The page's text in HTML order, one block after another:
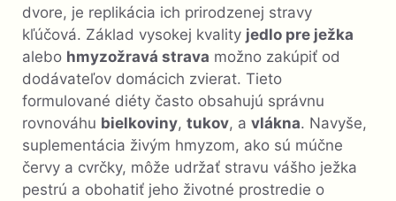
dvore, je replikácia ich prirodzenej stravy
kľúčová. Základ vysokej kvality jedlo pre ježka
alebo hmyzožravá strava možno zakúpiť od
dodávateľov domácich zvierat. Tieto
formulované diéty často obsahujú správnu
rovnováhu bielkoviny, tukov, a vlákna. Navyše,
suplementácia živým hmyzom, ako sú múčne
červy a cvrčky, môže udržať stravu vášho ježka
pestrú a obohatiť jeho životné prostredie o